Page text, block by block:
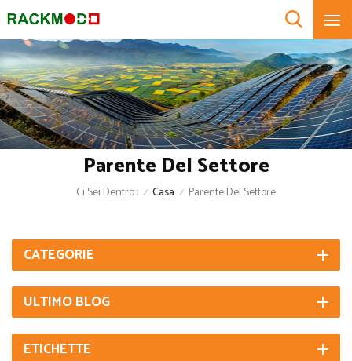
Parente Del Settore
Ci Sei Dentro : / Casa / Parente Del Settore
CATEGORIE
ULTIMO BLOG
ETICHETTE